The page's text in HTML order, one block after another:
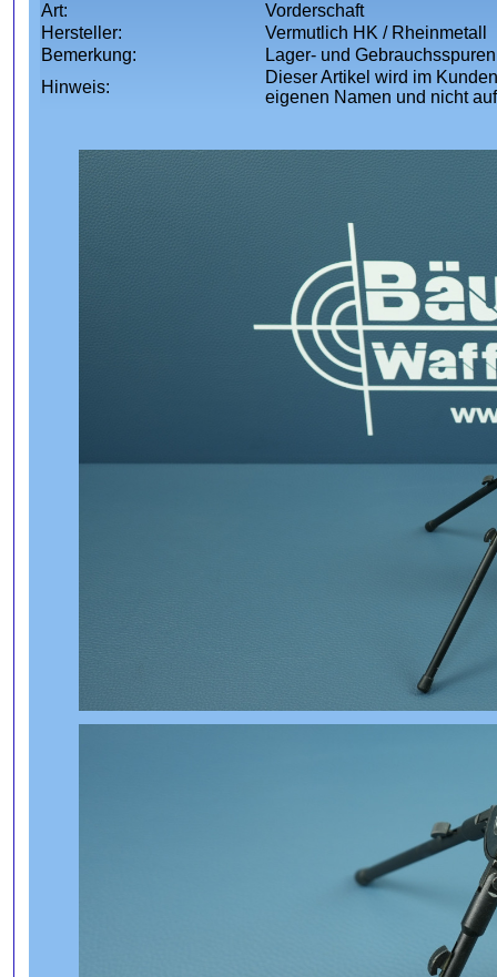
Art:
Vorderschaft
Hersteller:
Vermutlich HK / Rheinmetall
Bemerkung:
Lager- und Gebrauchsspuren
Hinweis:
Dieser Artikel wird im
eigenen Namen und nicht